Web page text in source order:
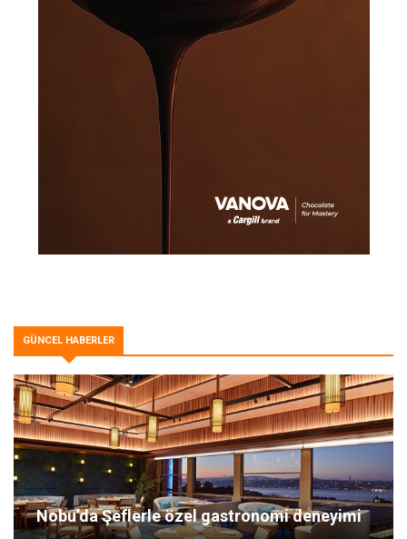
GÜNCEL HABERLER
Nobu’da Şeflerle özel gastronomi deneyimi